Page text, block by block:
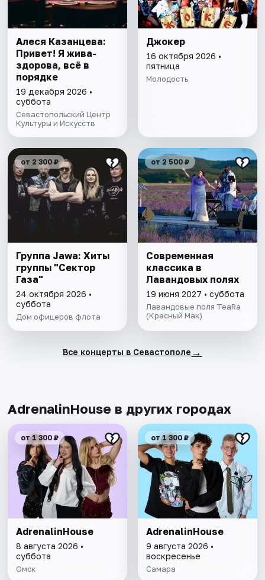
Алеся Казанцева:
Привет! Я жива-
здорова, всё в
порядке
19 декабря 2026 •
суббота
Севастопольский Центр
Культуры и Искусств
Джокер
16 октября 2026 •
пятница
Молодость
от 2 300 ₽
Группа Jawa: Хиты
группы "Сектор
Газа"
24 октября 2026 •
суббота
Дом офицеров флота
от 2 500 ₽
Современная
классика в
Лавандовых полях
19 июня 2027 • суббота
Лавандовые поля TeaRa
(Красный Мак)
Все концерты в Севастополе →
AdrenalinHouse в других городах
от 1 300 ₽
AdrenalinHouse
8 августа 2026 •
суббота
Омск
от 1 300 ₽
AdrenalinHouse
9 августа 2026 •
воскресенье
Самара